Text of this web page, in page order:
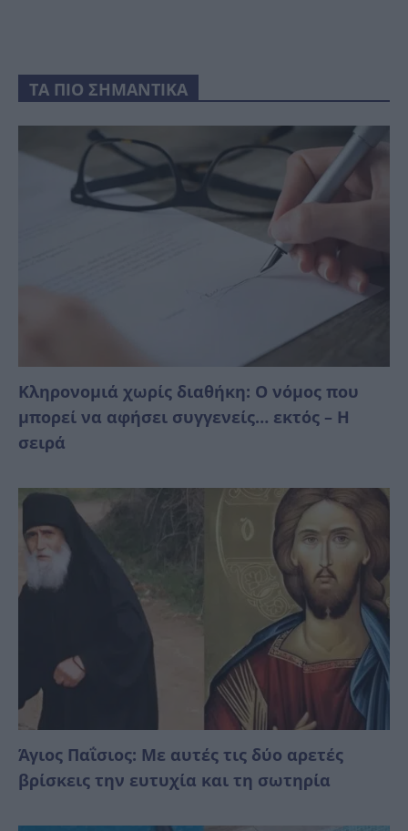
ΤΑ ΠΙΟ ΣΗΜΑΝΤΙΚΑ
Κληρονομιά χωρίς διαθήκη: Ο νόμος που
μπορεί να αφήσει συγγενείς… εκτός – Η
σειρά
Άγιος Παΐσιος: Με αυτές τις δύο αρετές
βρίσκεις την ευτυχία και τη σωτηρία